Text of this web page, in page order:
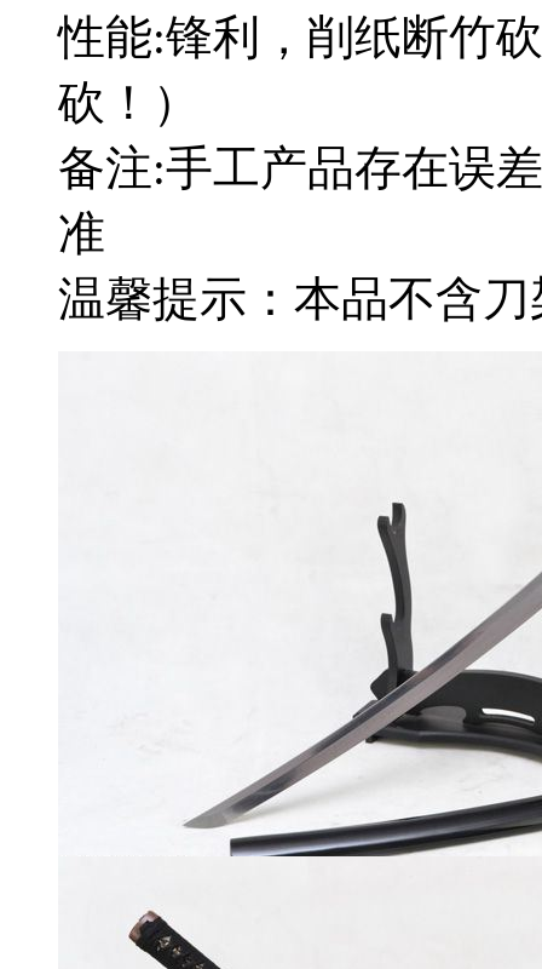
性能:锋利，削纸断竹
砍！）
备注:手工产品存在误
准
温馨提示：本品不含